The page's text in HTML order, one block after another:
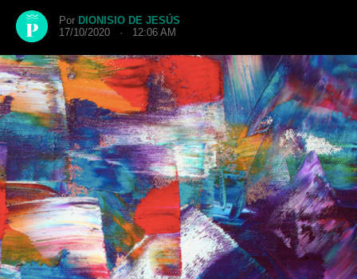
Por DIONISIO DE JESÚS
17/10/2020 · 12:06 AM